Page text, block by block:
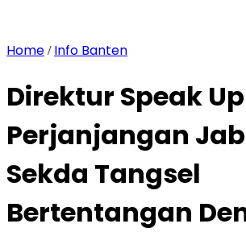
Home / Info Banten
Direktur Speak
Perjanjangan
Sekda Tangsel
Bertentangan